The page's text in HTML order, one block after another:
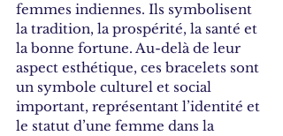
femmes indiennes. Ils symbolisent
la tradition, la prospérité, la santé et
la bonne fortune. Au-delà de leur
aspect esthétique, ces bracelets sont
un symbole culturel et social
important, représentant l’identité et
le statut d’une femme dans la